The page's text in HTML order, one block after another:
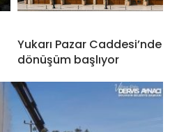
Yukarı Pazar Caddesi’nde
dönüşüm başlıyor